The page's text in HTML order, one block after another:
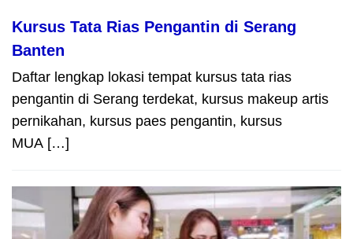
Kursus Tata Rias Pengantin di Serang
Banten
Daftar lengkap lokasi tempat kursus tata rias
pengantin di Serang terdekat, kursus makeup artis
pernikahan, kursus paes pengantin, kursus
MUA […]